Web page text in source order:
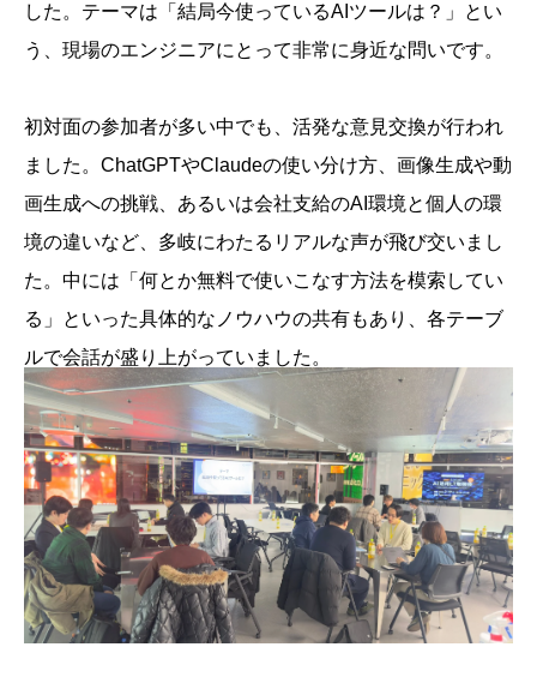
した。テーマは「結局今使っているAIツールは？」とい
う、現場のエンジニアにとって非常に身近な問いです。
初対面の参加者が多い中でも、活発な意見交換が行われ
ました。ChatGPTやClaudeの使い分け方、画像生成や動
画生成への挑戦、あるいは会社支給のAI環境と個人の環
境の違いなど、多岐にわたるリアルな声が飛び交いまし
た。中には「何とか無料で使いこなす方法を模索してい
る」といった具体的なノウハウの共有もあり、各テーブ
ルで会話が盛り上がっていました。